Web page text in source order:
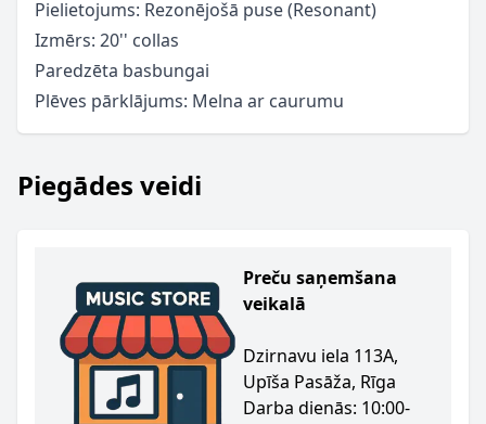
Pielietojums: Rezonējošā puse (Resonant)
Izmērs: 20'' collas
Paredzēta basbungai
Plēves pārklājums: Melna ar caurumu
Piegādes veidi
Preču saņemšana
veikalā
Dzirnavu iela 113A,
Upīša Pasāža, Rīga
Darba dienās: 10:00-